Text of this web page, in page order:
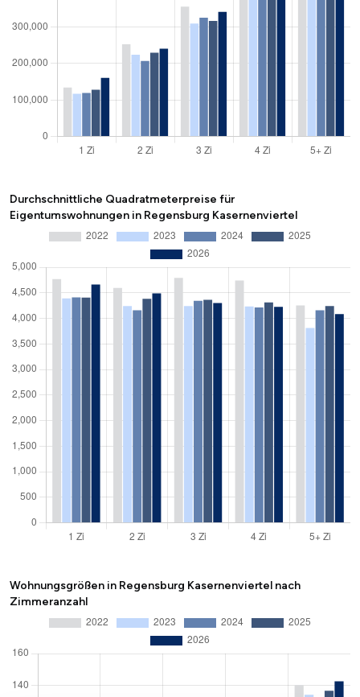
Durchschnittliche Quadratmeterpreise für
Eigentumswohnungen in Regensburg Kasernenviertel
Wohnungsgrößen in Regensburg Kasernenviertel nach
Zimmeranzahl